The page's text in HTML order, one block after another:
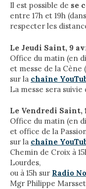
Il est possible de se
entre 17h et 19h
respecter les
Le Jeudi Saint, 9
Office du matin (en
et messe de la Cène
sur la chaîne
La messe sera suivie
Le Vendredi Saint,
Office du matin (en
et office de la
sur la chaîne
Chemin de Croix à
Lourdes,
ou à 15h sur Radio
Mgr Philippe